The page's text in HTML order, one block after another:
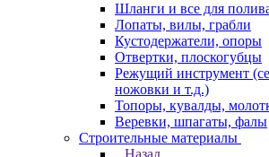
Шланги и все для
Лопаты, вилы, грабли
Кустодержатели, опоры
Отвертки, плоскогубцы
Режущий инструмент
ножовки и т.д.)
Топоры, кувалды,
Веревки, шпагаты, фалы
Строительные материалы
Назад